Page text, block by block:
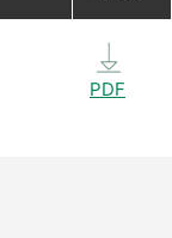
PDF